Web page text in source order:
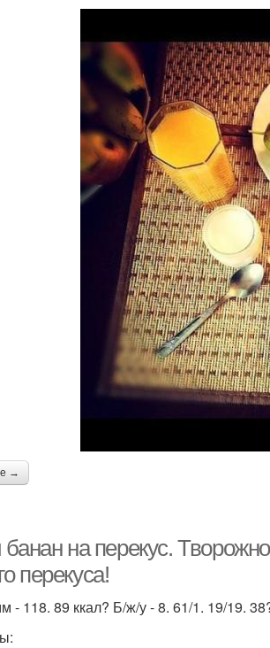
→
банан на перекус.
перекуса!
- 118. 89 ккал? Б/ж/у - 8. 61/1. 19/19.